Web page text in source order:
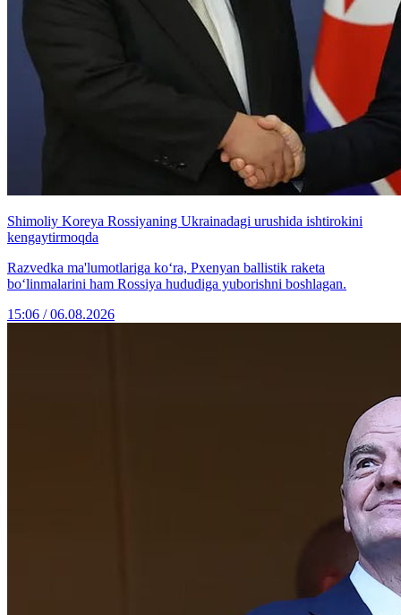
Shimoliy Koreya Rossiyaning Ukrainadagi urushida ishtirokini
kengaytirmoqda
Razvedka ma'lumotlariga ko‘ra, Pxenyan ballistik raketa
bo‘linmalarini ham Rossiya hududiga yuborishni boshlagan.
15:06 / 06.08.2026